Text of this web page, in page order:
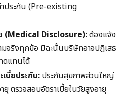
ประกัน (Pre-existing
(Medical Disclosure):ต้องแจ้ง
มจริงทุกข้อ มิฉะนั้นบริษัทอาจปฏิเสธ
ดแทนได้
บี้ยประกัน: ประกันสุขภาพส่วนใหญ่
ยุ ตรวจสอบอัตราเบี้ยในวัยสูงอายุ